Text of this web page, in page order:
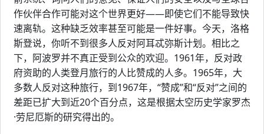
作伙伴合作可能对这个世界更好——即使它们不能导致快
速离轨。这种缺乏效率甚至可能是一件好事。今天，洛格
斯登说，你听不到很多人反对阿耳忒弥斯计划。相比之
下，阿波罗并不真正受到公众的欢迎。1961年，反对政
府资助的人类登月旅行的人比赞成的人多。1965年，大
多数人反对这种旅行，到1967年，“赞成”和“反对”之间的
差距已扩大到近20个百分点，这是根据太空历史学家罗杰
·劳尼厄斯的研究得出的。